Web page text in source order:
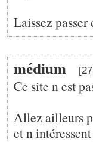
Laissez
médium
Ce site n est
Allez ailleurs
et n